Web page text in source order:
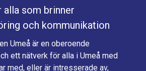
alla som brinner
och kommunikation
Umeå är en oberoende
ett nätverk för alla i Umeå med
med, eller är intresserade av,